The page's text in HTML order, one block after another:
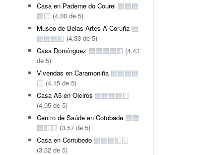
Casa en Paderne do Courel
(4,00 de 5)
Museo de Belas Artes A Coruña
(4,33 de 5)
Casa Domínguez
(4,43
de 5)
Vivendas en Caramoniña
(4,15 de 5)
Casa A5 en Oleiros
(4,05 de 5)
Centro de Saúde en Cotobade
(3,57 de 5)
Casa en Corrubedo
(3,32 de 5)